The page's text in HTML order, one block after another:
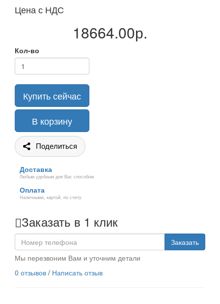
Цена с НДС
18664.00р.
Кол-во
Купить сейчас
В корзину
Поделиться
Доставка
Любым удобным для Вас способом
Оплата
Наличными, картой, по счету
Заказать в 1 клик
Заказать
Мы перезвоним Вам и уточним детали
0 отзывов / Написать отзыв